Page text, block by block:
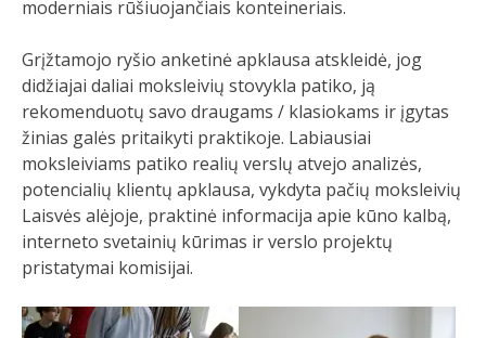
moderniais rūšiuojančiais konteineriais.
Grįžtamojo ryšio anketinė apklausa atskleidė, jog
didžiajai daliai moksleivių stovykla patiko, ją
rekomenduotų savo draugams / klasiokams ir įgytas
žinias galės pritaikyti praktikoje. Labiausiai
moksleiviams patiko realių verslų atvejo analizės,
potencialių klientų apklausa, vykdyta pačių moksleivių
Laisvės alėjoje, praktinė informacija apie kūno kalbą,
interneto svetainių kūrimas ir verslo projektų
pristatymai komisijai.